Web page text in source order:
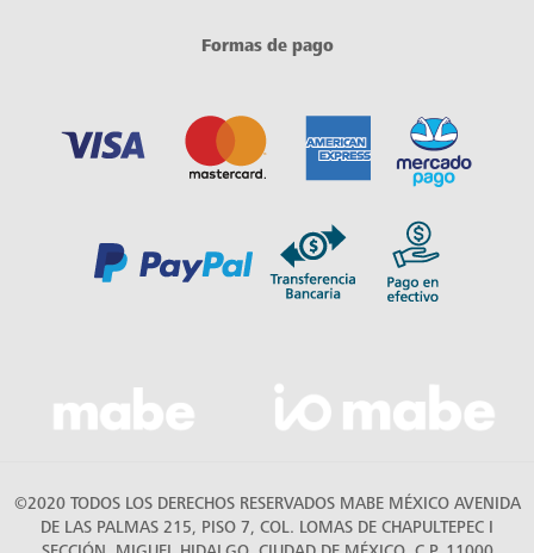
Formas de pago
©2020 TODOS LOS DERECHOS RESERVADOS MABE MÉXICO AVENIDA
DE LAS PALMAS 215, PISO 7, COL. LOMAS DE CHAPULTEPEC I